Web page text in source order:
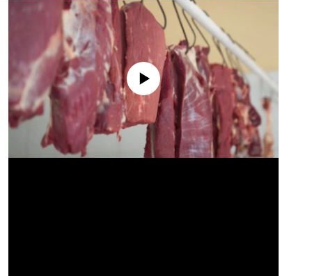
No media source currently available